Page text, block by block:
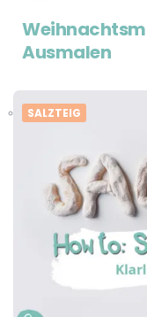
Ausmalen
SALZTEIG